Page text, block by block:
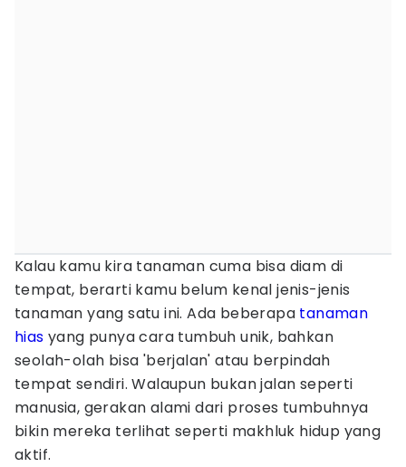
Kalau kamu kira tanaman cuma bisa diam di
tempat, berarti kamu belum kenal jenis-jenis
tanaman yang satu ini. Ada beberapa tanaman
hias yang punya cara tumbuh unik, bahkan
seolah-olah bisa 'berjalan' atau berpindah
tempat sendiri. Walaupun bukan jalan seperti
manusia, gerakan alami dari proses tumbuhnya
bikin mereka terlihat seperti makhluk hidup yang
aktif.